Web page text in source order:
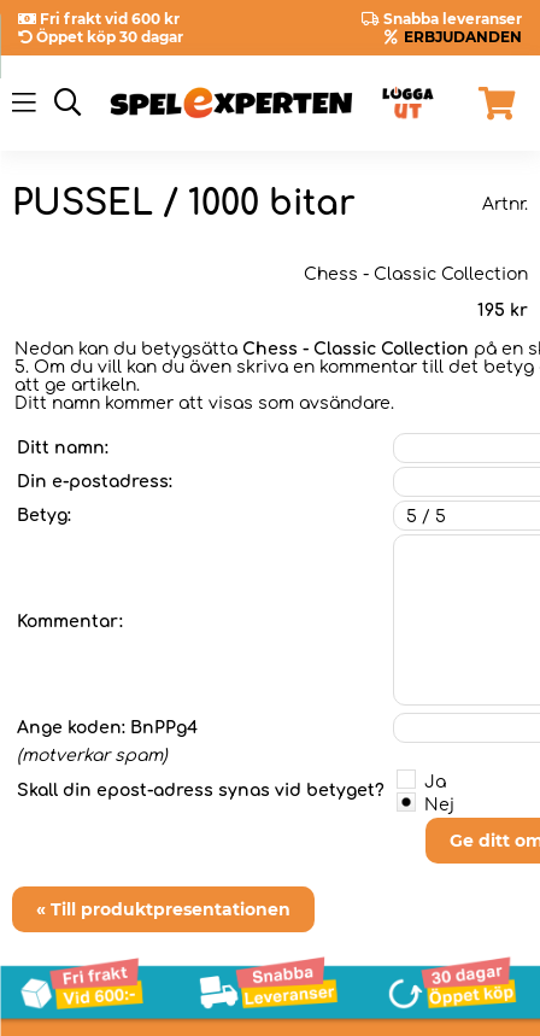
Fri frakt vid 600 kr
Snabba leveranser
Öppet köp 30 dagar
ERBJUDANDEN
PUSSEL / 1000 bitar Artnr.
Chess - Classic Collection
195 kr
Nedan kan du betygsätta Chess - Classic Collection på en
5. Om du vill kan du även skriva en kommentar till det
att ge artikeln.
Ditt namn kommer att visas som avsändare.
Ditt namn:
Din e-postadress:
Betyg:
Kommentar:
Ange koden: BnPPg4
(motverkar spam)
Skall din epost-adress synas vid betyget?
Ja
Nej
Ge ditt
« Till produktpresentationen